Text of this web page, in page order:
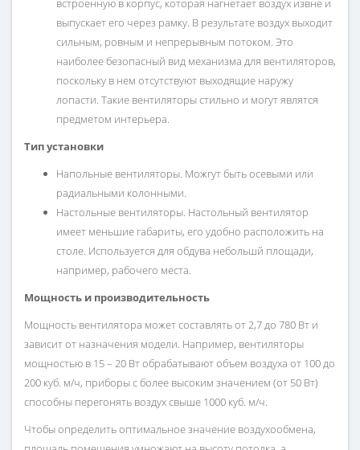
встроенную в корпус, которая нагнетает воздух извне и
выпускает его через рамку. В результате воздух выходит
сильным, ровным и непрерывным потоком. Это
наиболее безопасный вид механизма для вентиляторов,
поскольку в нем отсутствуют выходящие наружу
лопасти. Такие вентиляторы стильно и могут являтся
предметом интерьера.
Тип установки
Напольные вентиляторы. Можгут быть осевыми или
радиальными колонными.
Настольные вентиляторы. Настольный вентилятор
имеет меньшие габариты, его удобно расположить на
столе. Используется для обдува небольшй площади,
например, рабочего места.
Мощность и производительность
Мощность вентилятора может составлять от 2,7 до 780 Вт и
зависит от назначения модели. Например, вентиляторы
мощностью в 15 – 20 Вт обрабатывают объем воздуха от 100 до
200 куб. м/ч, приборы с более высоким значением (от 50 Вт)
способны перегонять воздух свыше 1000 куб. м/ч.
Чтобы определить оптимальное значение воздухообмена,